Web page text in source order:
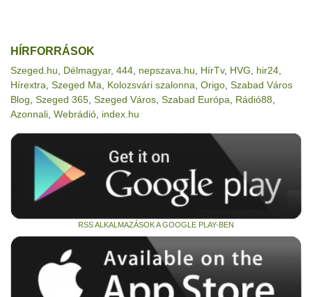
HÍRFORRÁSOK
Szeged.hu Délmagyar, 444 nepszava.hu HírTv, HVG hir24
Hírextra Szeged Ma Kolozsvári szalonna Origo Szabad Város
Blog Szeged 365 Szeged Város Szabad Európa Rádió88
Azonnali Webrádió index.hu
RSS ALKALMAZÁSOK A GOOGLE PLAY-BEN